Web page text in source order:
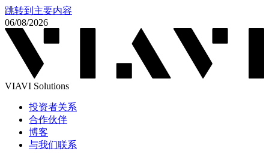
跳转到主要内容
06/08/2026
VIAVI Solutions
投资者关系
合作伙伴
博客
与我们联系